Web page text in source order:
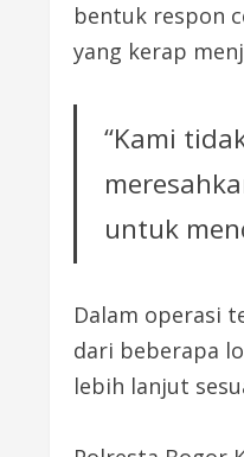
bentuk respon
yang kerap
“Kami
untuk
Dalam operasi
dari beberapa
lebih lanjut